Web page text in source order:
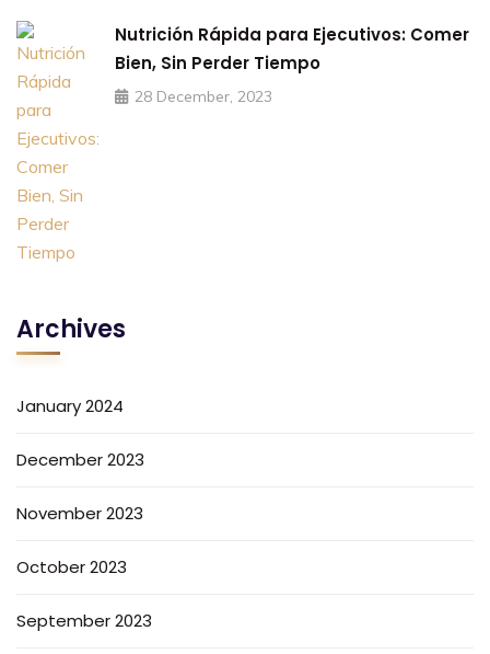
Nutrición Rápida para Ejecutivos: Comer
Bien, Sin Perder Tiempo
28 December, 2023
Archives
January 2024
December 2023
November 2023
October 2023
September 2023